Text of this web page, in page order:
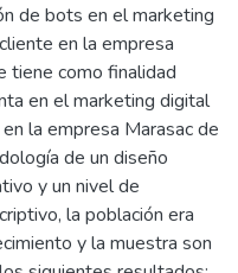
de bots en el marketing
en la empresa
tiene como finalidad
en el marketing digital
la empresa Marasac de
de un diseño
y un nivel de
la población era
y la muestra son